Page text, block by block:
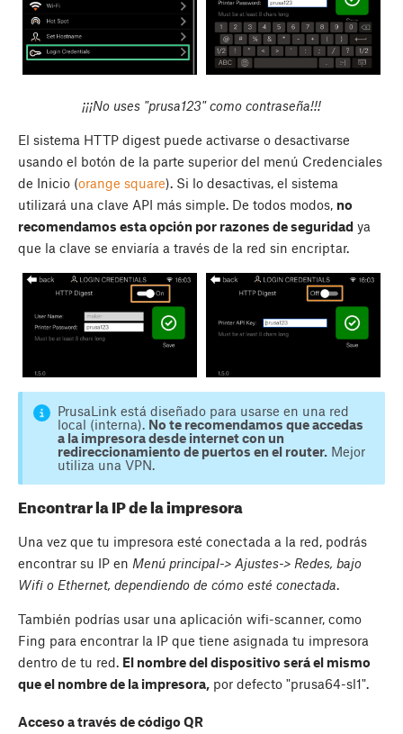
¡¡¡No uses "prusa123" como contraseña!!!
El sistema HTTP digest puede activarse o desactivarse
usando el botón de la parte superior del menú Credenciales
de Inicio (orange square). Si lo desactivas, el sistema
utilizará una clave API más simple. De todos modos, no
recomendamos esta opción por razones de seguridad ya
que la clave se enviaría a través de la red sin encriptar.
PrusaLink está diseñado para usarse en una red
local (interna). No te recomendamos que accedas
a la impresora desde internet con un
redireccionamiento de puertos en el router.Mejor
utiliza una VPN.
Encontrar la IP de la impresora
Una vez que tu impresora esté conectada a la red, podrás
encontrar su IP en Menú principal-> Ajustes-> Redes, bajo
Wifi o Ethernet, dependiendo de cómo esté conectada
También podrías usar una aplicación wifi-scanner, como
Fing para encontrar la IP que tiene asignada tu impresora
dentro de tu red. El nombre del dispositivo será el mismo
que el nombre de la impresora, por defecto "prusa64-sl1".
Acceso a través de código QR